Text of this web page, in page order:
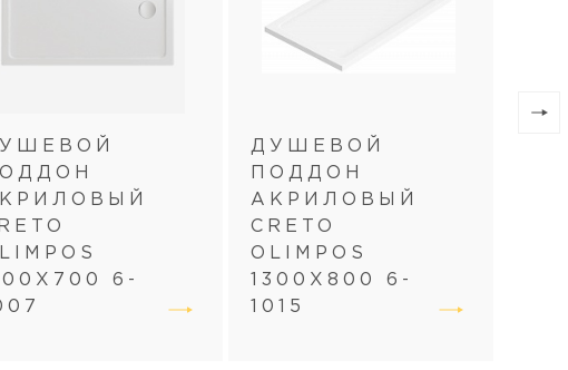
6-
ДУШЕВОЙ
ПОДДОН
АКРИЛОВЫЙ
CRETO
OLIMPOS
1300Х800 6-
1015